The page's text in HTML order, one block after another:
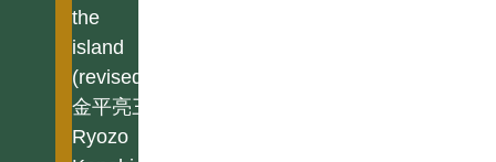
the
island
(revised)
金平亮三
Ryozo